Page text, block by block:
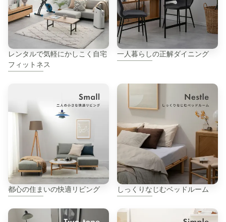
レンタルで気軽にかしこく自宅
フィットネス
一人暮らしの正解ダイニング
都心の住まいの快適リビング しっくりなじむベッドルーム